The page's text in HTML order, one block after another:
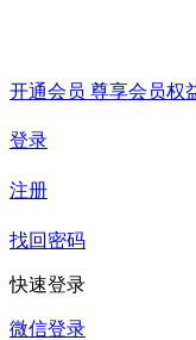
开通会员 尊享会员权
登录
注册
找回密码
快速登录
微信登录